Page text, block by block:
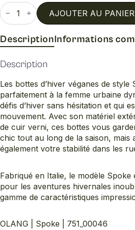
quantité
de
Spoke
AJOUTER AU PANIER
DescriptionInformations
Description
Les bottes d’hiver véganes de
parfaitement à la femme urbaine
défis d’hiver sans hésitation et qui
mouvement. Avec son matériel
de cuir verni, ces bottes vous
chic tout au long de la saison, mais
également votre stabilité dans les
Fabriqué en Italie, le modèle
pour les aventures hivernales
gamme de caractéristiques
OLANG | Spoke | 751_00046